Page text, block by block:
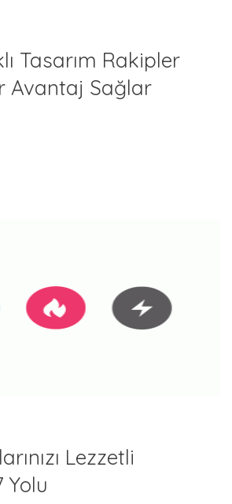
Tasarım Rakipler
Avantaj Sağlar
Lezzetli
Yolu